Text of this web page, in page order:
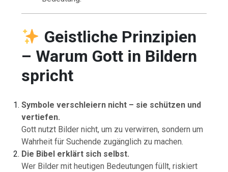
Geistliche Prinzipien
– Warum Gott in Bildern
spricht
Symbole verschleiern nicht – sie schützen und
vertiefen.
Gott nutzt Bilder nicht, um zu verwirren, sondern um
Wahrheit für Suchende zugänglich zu machen.
Die Bibel erklärt sich selbst.
Wer Bilder mit heutigen Bedeutungen füllt, riskiert